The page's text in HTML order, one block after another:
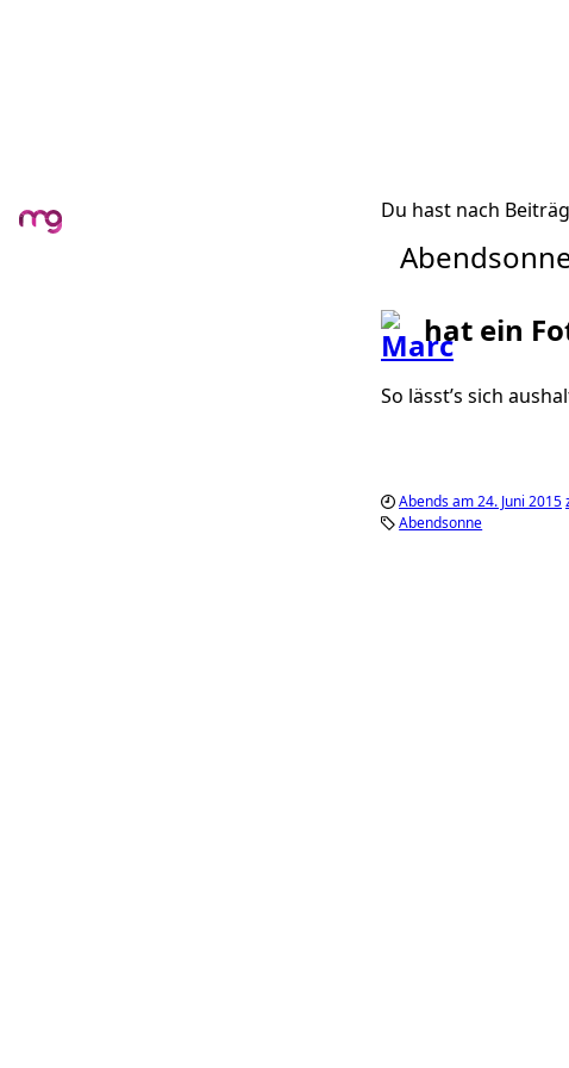
Du hast nach
hat ein
So lässt’s sich
Abends am 24. Juni 2015
Abendsonne